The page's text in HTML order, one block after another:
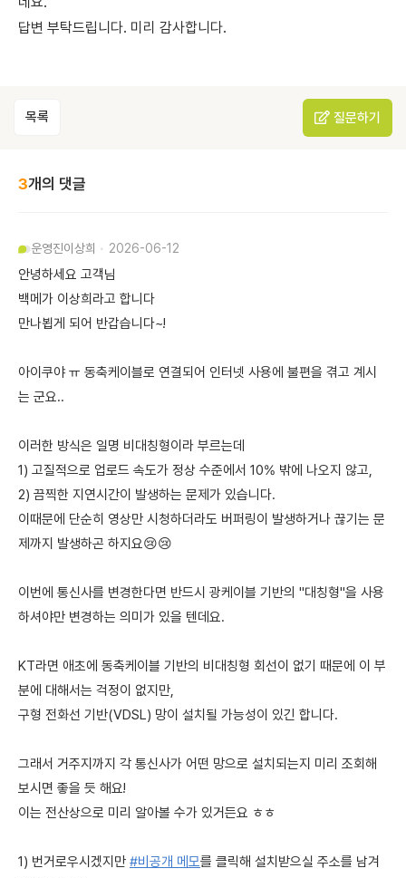
답변 부탁드립니다. 미리 감사합니다.
목록 질문하기
3개의 댓글
운영진이상희 2026-06-12
안녕하세요 고객님
백메가 이상희라고 합니다
만나뵙게 되어 반갑습니다~!
아이쿠야 ㅠ 동축케이블로 연결되어 인터넷 사용에 불편을 겪고 계시
는 군요..
이러한 방식은 일명 비대칭형이라 부르는데
1) 고질적으로 업로드 속도가 정상 수준에서 10% 밖에 나오지 않고,
2) 끔찍한 지연시간이 발생하는 문제가 있습니다.
이때문에 단순히 영상만 시청하더라도 버퍼링이 발생하거나 끊기는 문
제까지 발생하곤 하지요😢😢
이번에 통신사를 변경한다면 반드시 광케이블 기반의 "대칭형"을 사용
하셔야만 변경하는 의미가 있을 텐데요.
KT라면 애초에 동축케이블 기반의 비대칭형 회선이 없기 때문에 이 부
분에 대해서는 걱정이 없지만,
구형 전화선 기반(VDSL) 망이 설치될 가능성이 있긴 합니다.
그래서 거주지까지 각 통신사가 어떤 망으로 설치되는지 미리 조회해
보시면 좋을 듯 해요!
이는 전산상으로 미리 알아볼 수가 있거든요 ㅎㅎ
1) 번거로우시겠지만 #비공개 메모를 클릭해 설치받으실 주소를 남겨